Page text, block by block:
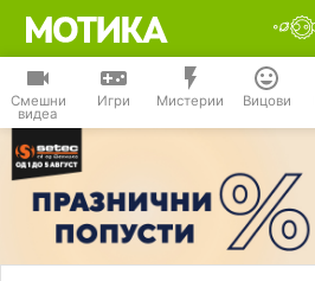
Смешни
видеа
Игри Мистерии Вицови